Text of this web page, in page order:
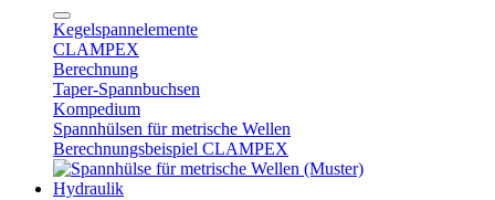
Kegelspannelemente
CLAMPEX
Berechnung
Taper-Spannbuchsen
Kompedium
Spannhülsen für metrische Wellen
Berechnungsbeispiel CLAMPEX
Hydraulik